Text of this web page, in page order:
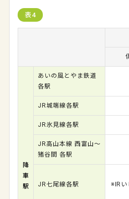
表4
降
車
駅
あいの風とやま鉄道
各駅
JR城端線各駅
JR氷見線各駅
JR高山本線 西富山～
猪谷間 各駅
JR七尾線各駅
※IRい